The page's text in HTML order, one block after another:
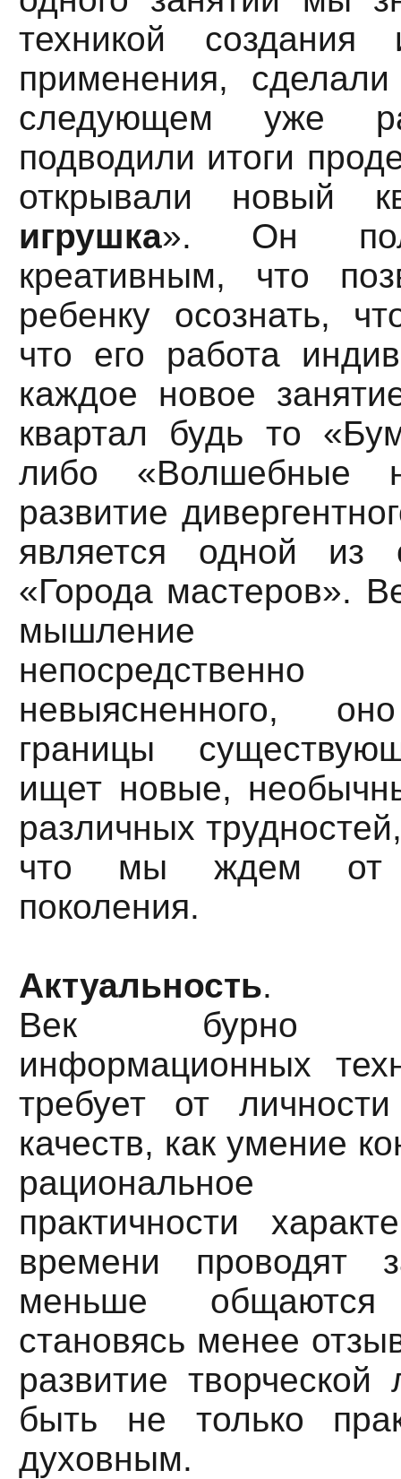
техникой создания
применения,
следующем уже
подводили итоги
открывали новый
игрушка». Он
креативным, что
ребенку осознать,
что его работа
каждое новое
квартал будь то
либо «Волшебные
развитие
является одной из
«Города мастеров».
мышление
невыясненного,
границы
ищет новые,
различных
что мы ждем от
поколения.
Актуальность.
Век бурно
информационных
требует от
качеств, как умение
практичности
времени проводят
меньше
становясь менее
развитие
быть не только
духовным.